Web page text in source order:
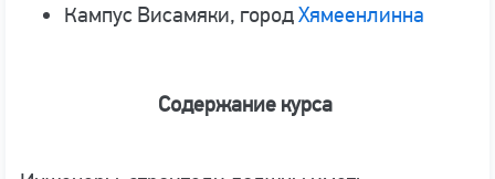
Кампус Висамяки, городХямеенлинна
Содержание курса